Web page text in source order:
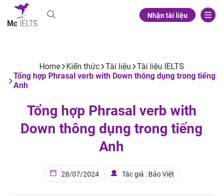
Nhận tài liệu
Home Kiến thức Tài liệu
Tài liệu IELTS
Tổng hợp Phrasal verb with Down thông dụng trong tiếng
Anh
Tổng hợp Phrasal verb with
Down thông dụng trong tiếng
Anh
28/07/2024 Tác giả : Bảo Việt